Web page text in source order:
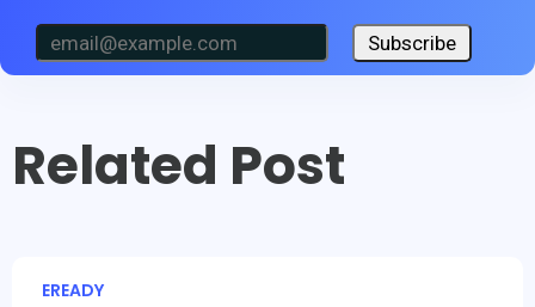
Subscribe
Related Post
EREADY